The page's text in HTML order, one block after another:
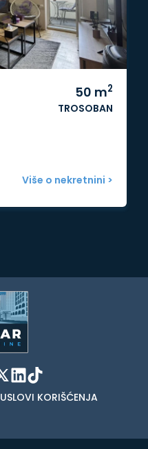
50 m2
TROSOBAN
Više o nekretnini >
USLOVI KORIŠĆENJA